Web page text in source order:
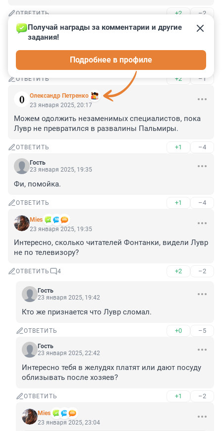
ОТВЕТИТЬ +2 –2
Гость
23 января 2025, 20:47
В отличие от пио её заботит состояние туалетов и
ОТВЕТИТЬ +2 –1
Олександр Петренко
Получай награды за комментарии и другие
задания!
Подробнее в профиле
23 января 2025, 20:17
Можем одолжить незаменимых специалистов, пока
Лувр не превратился в развалины Пальмиры.
ОТВЕТИТЬ +1 –4
Гость
23 января 2025, 19:35
Фи, помойка.
ОТВЕТИТЬ +1 –4
Mies
23 января 2025, 19:35
Интересно, сколько читателей Фонтанки, видели Лувр
не по телевизору?
ОТВЕТИТЬ 4 +2 –2
Гость
23 января 2025, 19:42
Кто же признается что Лувр сломал.
ОТВЕТИТЬ +0 –5
Гость
23 января 2025, 22:42
Интересно тебя в желудях платят или дают посуду
облизывать после хозяев?
ОТВЕТИТЬ +1 –2
Mies
23 января 2025, 23:04